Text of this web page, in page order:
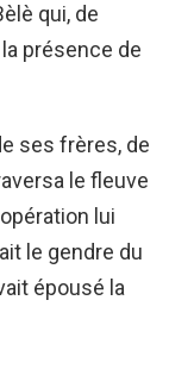
qui, de
présence de
ses frères, de
le fleuve
lui
le gendre du
épousé la